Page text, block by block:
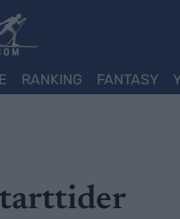
RANKING FANTASY